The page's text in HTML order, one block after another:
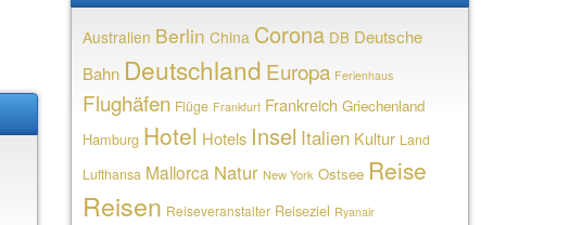
Australien Berlin China Corona DB Deutsche
Bahn Deutschland Europa Ferienhaus
Flughäfen Flüge Frankfurt Frankreich Griechenland
Hamburg Hotel Hotels Insel Italien Kultur Land
Lufthansa Mallorca Natur New York Ostsee Reise
Reisen Reiseveranstalter Reiseziel Ryanair